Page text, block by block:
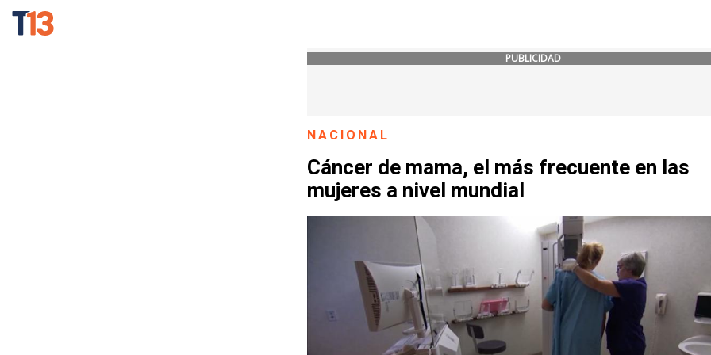
PUBLICIDAD
NACIONAL
Cáncer de mama, el más frecuente en las
mujeres a nivel mundial